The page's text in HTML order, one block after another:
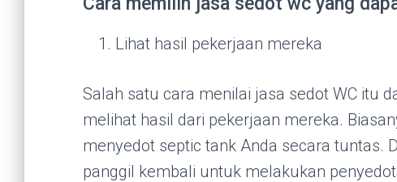
Lihat hasil pekerjaan mereka
Salah satu cara menilai jasa sedot WC itu
melihat hasil dari pekerjaan mereka.
menyedot septic tank Anda secara tuntas.
panggil kembali untuk melakukan